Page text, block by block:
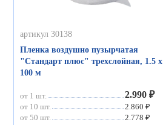
артикул 30138
Пленка воздушно пузырчатая
"Стандарт плюс" трехслойная, 1.5 х
100 м
от 1 шт. 2.990 ₽
от 10 шт.
2.860 ₽
от 50 шт.
2.778 ₽